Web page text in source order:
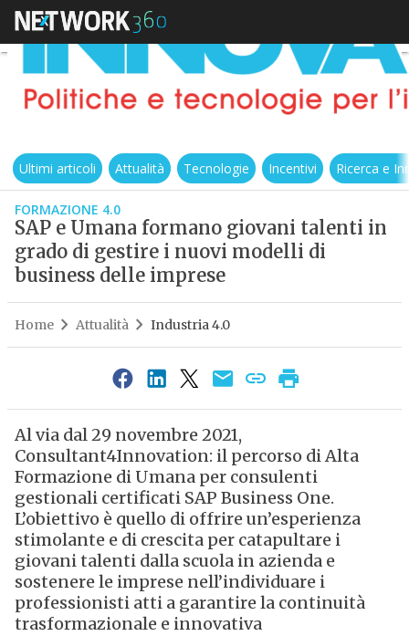
Ultimi articoli Attualità Tecnologie Incentivi Ricerca e
FORMAZIONE 4.0
SAP e Umana formano giovani talenti in
grado di gestire i nuovi modelli di
business delle imprese
Home Attualità Industria 4.0
Al via dal 29 novembre 2021,
Consultant4Innovation: il percorso di Alta
Formazione di Umana per consulenti
gestionali certificati SAP Business One.
L’obiettivo è quello di offrire un’esperienza
stimolante e di crescita per catapultare i
giovani talenti dalla scuola in azienda e
sostenere le imprese nell’individuare i
professionisti atti a garantire la continuità
trasformazionale e innovativa